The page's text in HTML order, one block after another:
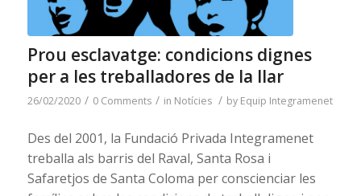
Prou esclavatge: condicions dignes
per a les treballadores de la llar
26/02/2020 / 0 Comments / in Notícies / by Equip Integramenet
Des del 2001, la Fundació Privada Integramenet
treballa als barris del Raval, Santa Rosa i
Safaretjos de Santa Coloma per conscienciar les